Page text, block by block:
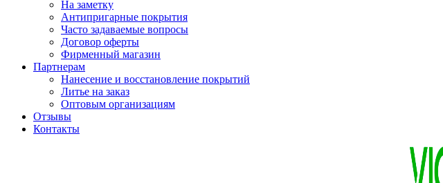
На заметку
Антипригарные покрытия
Часто задаваемые вопросы
Договор оферты
Фирменный магазин
Партнерам
Нанесение и восстановление покрытий
Литье на заказ
Оптовым организациям
Отзывы
Контакты